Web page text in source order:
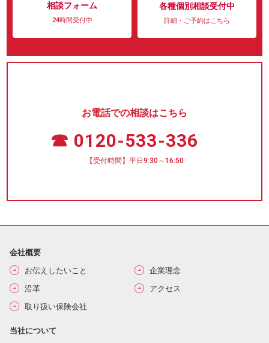
相談フォーム
24時間受付中
各種個別相談受付中
詳細・ご予約はこちら
お電話での相談はこちら
☎ 0120-533-336
【受付時間】平日9:30～16:50
会社概要
お伝えしたいこと
企業理念
沿革
アクセス
取り扱い保険会社
当社について